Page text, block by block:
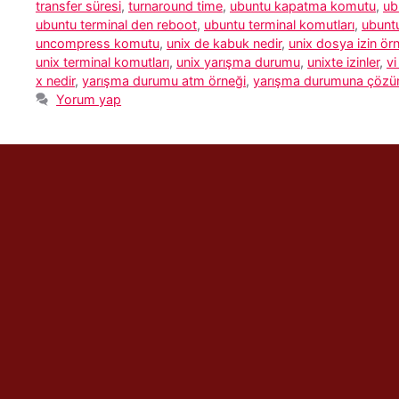
transfer süresi, turnaround time, ubuntu kapatma komutu,
ubuntu terminal den reboot, ubuntu terminal komutları,
uncompress komutu, unix de kabuk nedir, unix dosya izin
unix terminal komutları, unix yarışma durumu, unixte izinler, vi
x nedir, yarışma durumu atm örneği, yarışma durumuna
Yorum yap